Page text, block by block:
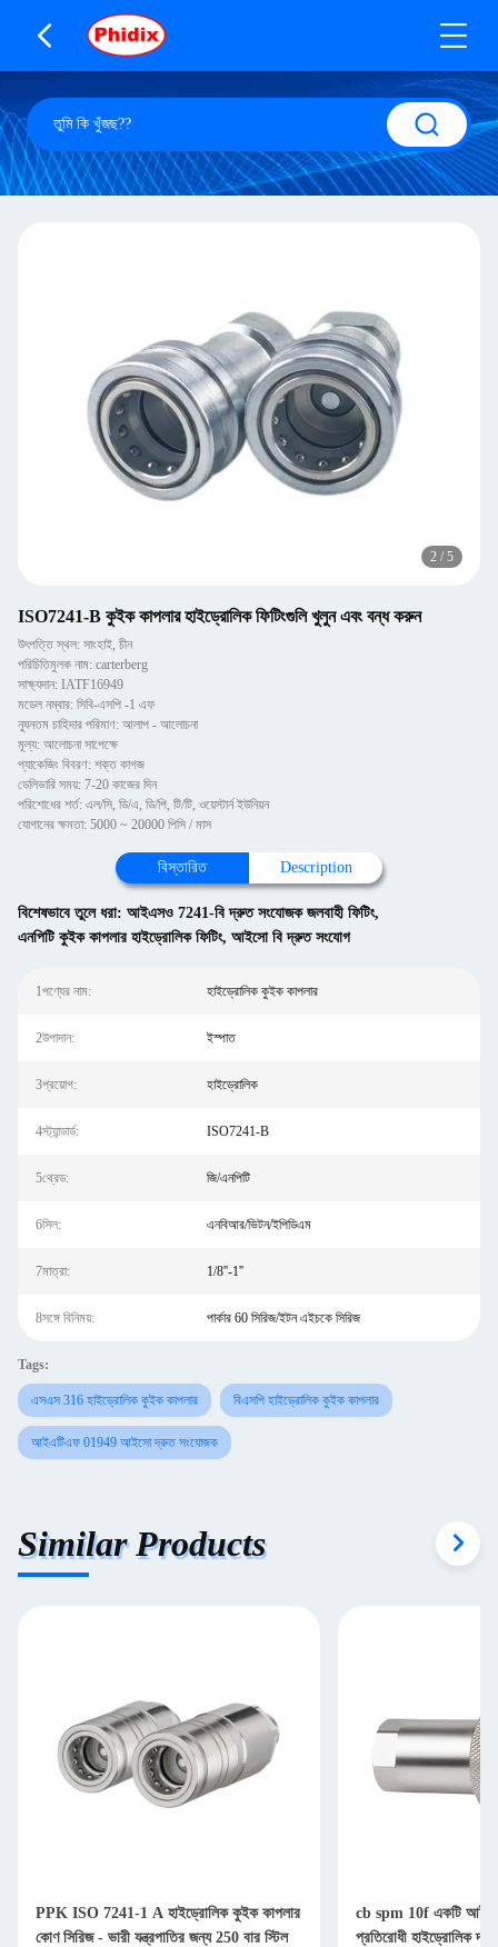
2 / 5
ISO7241-B কুইক কাপলার হাইড্রোলিক ফিটিংগুলি খুলুন এবং বন্ধ করুন
উৎপত্তি স্থল: সাংহাই, চীন
পরিচিতিমুলক নাম: carterberg
সাক্ষ্যদান: IATF16949
মডেল নম্বার: সিবি-এসপি -1 এফ
ন্যূনতম চাহিদার পরিমাণ: আলাপ - আলোচনা
মূল্য: আলোচনা সাপেক্ষে
প্যাকেজিং বিবরণ: শক্ত কাগজ
ডেলিভারি সময়: 7-20 কাজের দিন
পরিশোধের শর্ত: এল/সি, ডি/এ, ডি/পি, টি/টি, ওয়েস্টার্ন ইউনিয়ন
যোগানের ক্ষমতা: 5000 ~ 20000 পিসি / মাস
বিস্তারিত Description
বিশেষভাবে তুলে ধরা: আইএসও 7241-বি দ্রুত সংযোজক জলবাহী ফিটিং,
এনপিটি কুইক কাপলার হাইড্রোলিক ফিটিং, আইসো বি দ্রুত সংযোগ
1পণ্যের নাম: হাইড্রোলিক কুইক কাপলার
2উপাদান: ইস্পাত
3প্রয়োগ: হাইড্রোলিক
4স্ট্যান্ডার্ড: ISO7241-B
5থ্রেড: জি/এনপিটি
6সিল: এনবিআর/ভিটন/ইপিডিএম
7মাত্রা: 1/8''-1''
8সঙ্গে বিনিময়: পার্কার 60 সিরিজ/ইটন এইচকে সিরিজ
Tags:
এসএস 316 হাইড্রোলিক কুইক কাপলার বিএসপি হাইড্রোলিক কুইক কাপলার
আইএটিএফ 01949 আইসো দ্রুত সংযোজক
Similar Products
PPK ISO 7241-1 A হাইড্রোলিক কুইক কাপলার
কোণ সিরিজ - ভারী যন্ত্রপাতির জন্য 250 বার স্টিল
cb spm 10f একটি
প্রতিরোধী হাইড্রোলিক